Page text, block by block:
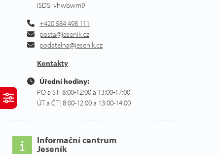
ISDS: vhwbwm9
+420 584 498 111
posta@jesenik.cz
podatelna@jesenik.cz
Kontakty
Úřední hodiny:
PO a ST: 8:00-12:00 a 13:00-17:00
ÚT a ČT: 8:00-12:00 a 13:00-14:00
Informační centrum
Jeseník